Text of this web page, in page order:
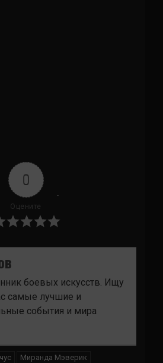
0
Оцените
боевых искусств. Ищу
самые лучшие и
события и мира
Миранда Мэверик